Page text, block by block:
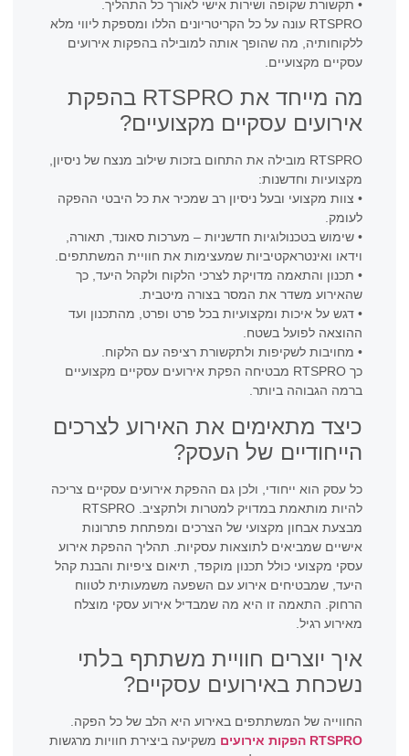
• תקשורת שקופה ושירות אישי לאורך כל התהליך.
RTSPRO עונה על כל הקריטריונים הללו ומספקת ליווי מלא
ללקוחותיה, מה שהופך אותה למובילה בהפקות אירועים
עסקיים מקצועיים.
מה מייחד את RTSPRO בהפקת
אירועים עסקיים מקצועיים?
RTSPRO מובילה את התחום בזכות שילוב מנצח של ניסיון,
מקצועיות וחדשנות:
• צוות מקצועי ובעל ניסיון רב שמכיר את כל היבטי ההפקה
לעומק.
• שימוש בטכנולוגיות חדשניות – מערכות סאונד, תאורה,
וידאו ואינטראקטיביות שמעצימות את חוויית המשתתפים.
• תכנון והתאמה מדויקת לצרכי הלקוח ולקהל היעד, כך
שהאירוע משדר את המסר בצורה מיטבית.
• דגש על איכות ומקצועיות בכל פרט ופרט, מהתכנון ועד
ההוצאה לפועל בשטח.
• מחויבות לשקיפות ולתקשורת רציפה עם הלקוח.
כך RTSPRO מבטיחה הפקת אירועים עסקיים מקצועיים
ברמה הגבוהה ביותר.
כיצד מתאימים את האירוע לצרכים
הייחודיים של העסק?
כל עסק הוא ייחודי, ולכן גם ההפקת אירועים עסקיים צריכה
להיות מותאמת במדויק למטרות ולתקציב. RTSPRO
מבצעת אבחון מקצועי של הצרכים ומפתחת פתרונות
אישיים שמביאים לתוצאות עסקיות. תהליך ההפקת אירוע
עסקי מקצועי כולל תכנון מוקפד, תיאום ציפיות והבנת קהל
היעד, שמבטיחים אירוע עם השפעה משמעותית לטווח
הרחוק. התאמה זו היא מה שמבדיל אירוע עסקי מוצלח
מאירוע רגיל.
איך יוצרים חוויית משתתף בלתי
נשכחת באירועים עסקיים?
החווייה של המשתתפים באירוע היא הלב של כל הפקה.
RTSPRO הפקות אירועים
משקיעה ביצירת חוויות מרגשות